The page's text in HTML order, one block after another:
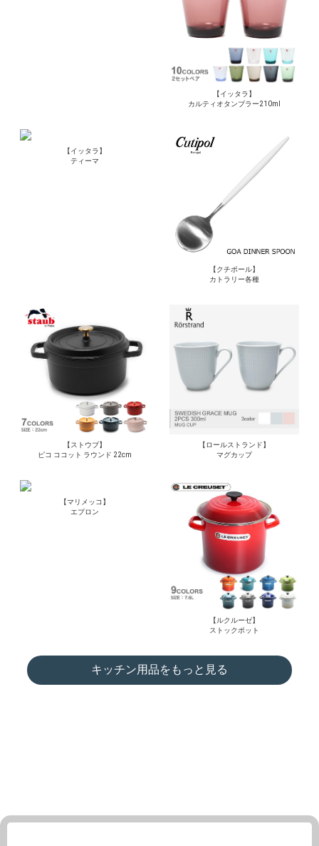
【イッタラ】
カルティオタンブラー210ml
【イッタラ】
ティーマ
【クチポール】
カトラリー各種
【ストウブ】
ピコ ココット ラウンド 22cm
【ロールストランド】
マグカップ
【マリメッコ】
エプロン
【ルクルーゼ】
ストックポット
キッチン用品をもっと見る